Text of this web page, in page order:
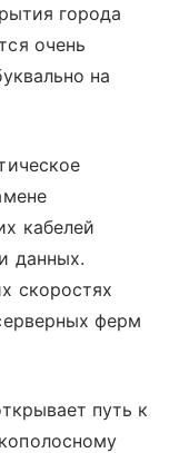
города
очень
на
кабелей
данных.
скоростях
ферм
путь к